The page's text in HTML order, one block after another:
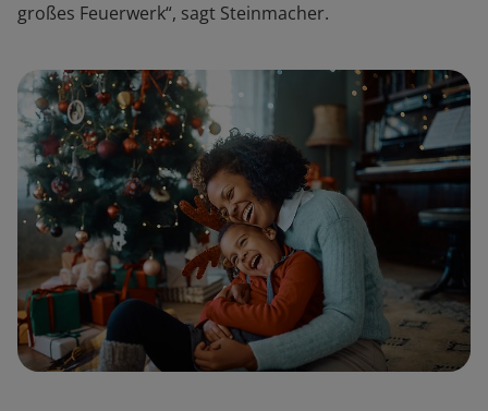
großes Feuerwerk“, sagt Steinmacher.